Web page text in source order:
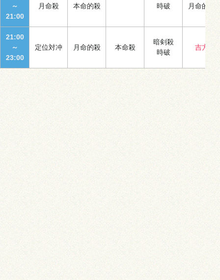
～
21:00
月命殺 本命的殺 時破 月命的殺
21:00
～
23:00
定位対冲 月命的殺 本命殺
暗剣殺
時破
吉方